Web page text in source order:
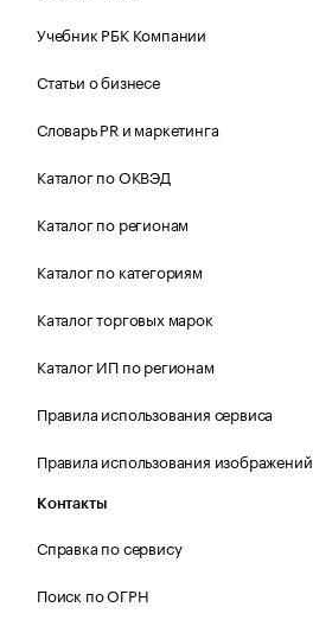
Учебник РБК Компании
Статьи о бизнесе
Словарь PR и маркетинга
Каталог по ОКВЭД
Каталог по регионам
Каталог по категориям
Каталог торговых марок
Каталог ИП по регионам
Правила использования сервиса
Правила использования изображений
Контакты
Справка по сервису
Поиск по ОГРН